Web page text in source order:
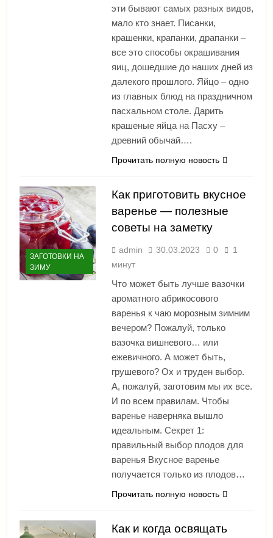
эти бывают самых разных видов,
мало кто знает. Писанки,
крашенки, крапанки, драпанки –
все это способы окрашивания
яиц, дошедшие до наших дней из
далекого прошлого. Яйцо – одно
из главных блюд на праздничном
пасхальном столе. Дарить
крашеные яйца на Пасху –
древний обычай….
Прочитать полную новость
ЗАГОТОВКИ НА
ЗИМУ
Как приготовить вкусное
варенье — полезные
советы на заметку
admin 30.03.2023 0
1
минут
Что может быть лучше вазочки
ароматного абрикосового
варенья к чаю морозным зимним
вечером? Пожалуй, только
вазочка вишневого… или
ежевичного. А может быть,
грушевого? Ох и труден выбор.
А, пожалуй, заготовим мы их все.
И по всем правилам. Чтобы
варенье наверняка вышло
идеальным. Секрет 1:
правильный выбор плодов для
варенья Вкусное варенье
получается только из плодов…
Прочитать полную новость
Как и когда освящать